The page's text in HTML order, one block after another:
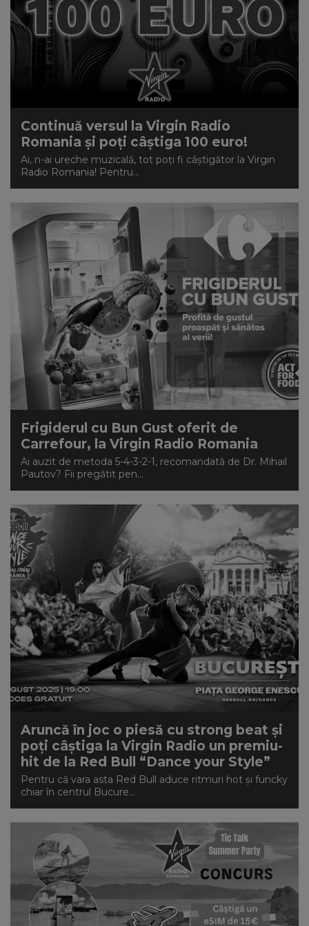
Continuă versul la Virgin Radio
Romania și poți câștiga 100 euro!
Ai, n-ai ureche muzicală, tot poți fi câștigător la Virgin
Radio Romania! Pentru...
Frigiderul cu Bun Gust oferit de
Carrefour, la Virgin Radio Romania
Ai auzit de metoda 5-4-3-2-1, recomandată de Dr. Mihail
Pautov? Fii pregătit pen...
Aruncă în joc o piesă cu strong beat și
poți câștiga la Virgin Radio un premiu-
hit de la Red Bull “Dance your Style”
Pentru că vara asta Red Bull aduce ritmuri hot și funcky
chiar în centrul Bucure...